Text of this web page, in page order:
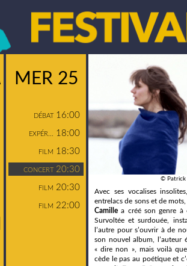
MER 25
DÉBAT 16:00
EXPÉR... 18:00
FILM 18:30
CONCERT 20:30
FILM 20:30
FILM 22:00
© Patrick
Avec ses vocalises
entrelacs de sons et de
Camille a créé son genre à
Survoltée et surdouée,
l’autre pour s’ouvrir à de
son nouvel album, l’auteur
« dire non », mais voilà
cède le pas au poétique et